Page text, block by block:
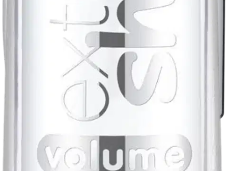
Ilmainen toimitus yli 100 €:n tilauksille
Postin pakettiautomaattiin tai
palvelupisteeseen!
Etu ei koske Suuri‑lisäpalvelulla toimitettavia tuotteita.
Tarkista myymäläsaatavuus
Tuotekuvaus